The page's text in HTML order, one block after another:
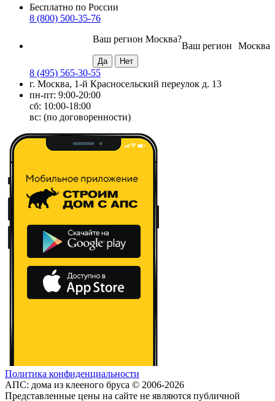
Бесплатно по России
8 (800) 500-35-76
Москва
Ваш регион
Ваш регион Москва?
8 (495) 565-30-55
г. Москва, 1-й Красносельский переулок д. 13
пн-пт: 9:00-20:00
сб: 10:00-18:00
вс: (по договоренности)
Политика конфиденциальности
АПС: дома из клееного бруса © 2006-2026
Представленные цены на сайте не являются публичной